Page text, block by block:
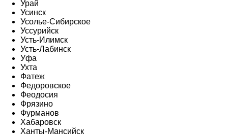
Урай
Усинск
Усолье-Сибирское
Уссурийск
Усть-Илимск
Усть-Лабинск
Уфа
Ухта
Фатеж
Федоровское
Феодосия
Фрязино
Фурманов
Хабаровск
Ханты-Мансийск